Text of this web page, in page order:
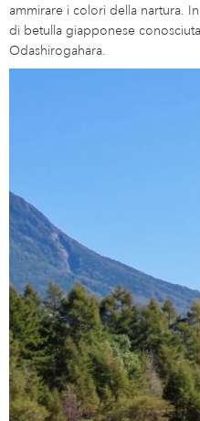
ammirare i colori della nartura.
di betulla giapponese
Odashirogahara.